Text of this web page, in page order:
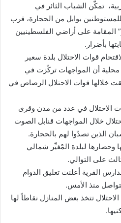
تمكّن الشباب الثائر في
بوابل من الحجارة، قرب
على أراضي الفلسطينيين
بأضرار.
قوات الاحتلال بلدة سعير
أن المواجهات تركّزت في
خلالها قوات الاحتلال الرصاص في
الاحتلال في عدد من مدن وقرى
خلال المواجهات قنابل الصوت
الذين تصدّوا لهم بالحجارة.
وحصارها لبلدة المْغيِّر شمالي
على التوالي.
القرية أعلنت تعليق الدوام
منذ الأمس.
تتخذ بعض المنازل نقاطاً لها